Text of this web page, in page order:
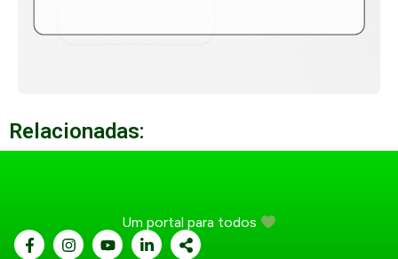
Relacionadas:
Um portal para todos